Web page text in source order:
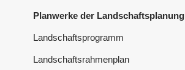
Planwerke der Landschaftsplanung
Landschaftsprogramm
Landschaftsrahmenplan